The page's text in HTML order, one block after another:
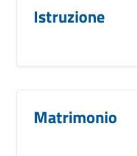
Istruzione
Matrimonio